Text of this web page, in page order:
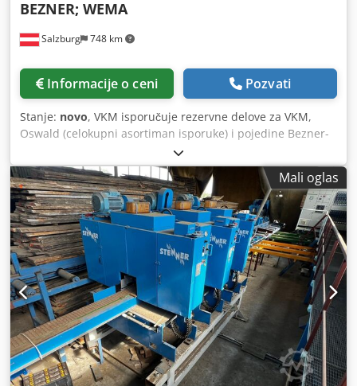
Salzburg 748 km
BEZNER; WEMA
Informacije o ceni Pozvati
Stanje: novo, VKM isporučuje rezervne delove za VKM,
Oswald (celokupni asortiman isporuke) i pojedine Bezner-
Oswald, Wema Probst mašine, kao i BÖGLI tračne testere i
rezervne noževe po crtežu za razne mašine za obradu
drveta. Delovi su delimično dostupni sa lagera. U nastavku
su navedeni neki od najtraženijih delova: Centrirni valjak,
otvor 40 mm € 112,00/kom Centrirni valjak, otvor 50 mm €
156,00/kom Nabojni valjak, otvor 40 mm € 118,00/kom
Nabojni valjak, otvor 50 mm € 138,00/kom Izlazni valjak,
otvor 40 mm € 102,00/kom Nabojni valjak, otvor 50 mm €
126,00/kom Bezner WP35 disk za ljuštenje € 3.920,00/kom
Oswald RM162 vođica klizača RM7072W € 302,00/kom
Dodpfxeg Rn Avs Acdekr Oswald RM162 nosač noževa
RM7066W € 215,00/kom Rado ćemo napraviti ponudu sa
komercijalnim uslovima, dodatni rezervni delovi su
dostupni na zahtev.
Mali oglas